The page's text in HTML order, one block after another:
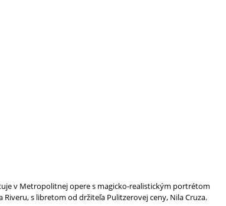
v Metropolitnej opere s magicko-realistickým portrétom
s libretom od držiteľa Pulitzerovej ceny, Nila Cruza.